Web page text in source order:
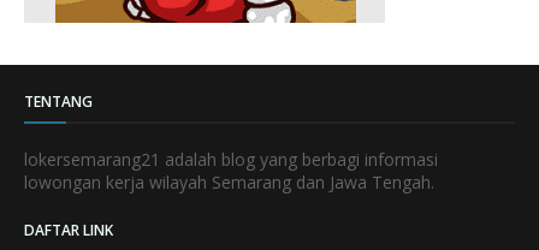
TENTANG
lokersemarang21 adalah blog yang berbagi informasi
lowongan kerja wilayah Semarang dan Jawa Tengah.
DAFTAR LINK